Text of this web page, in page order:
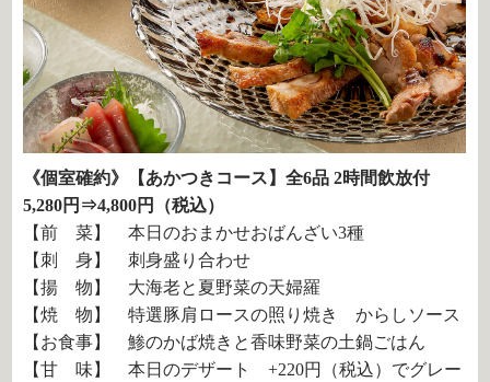
《個室確約》【あかつきコース】全6品 2時間飲放付
5,280円⇒4,800円（税込）
【前 菜】 本日のおまかせおばんざい3種
【刺 身】 刺身盛り合わせ
【揚 物】 大海老と夏野菜の天婦羅
【焼 物】 特選豚肩ロースの照り焼き からしソース
【お食事】 鯵のかば焼きと香味野菜の土鍋ごはん
【甘 味】 本日のデザート +220円（税込）でグレー